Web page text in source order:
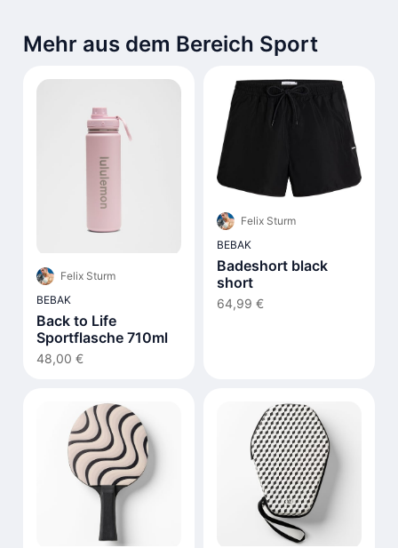
Mehr aus dem Bereich Sport
Felix Sturm
BEBAK
Back to Life
Sportflasche 710ml
48,00 €
Felix Sturm
BEBAK
Badeshort black
short
64,99 €